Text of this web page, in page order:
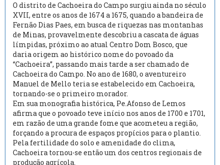
O distrito de Cachoeira do Campo surgiu ainda no século
XVII, entre os anos de 1674 a 1675, quando a bandeira de
Fernão Dias Paes, em busca de riquezas nas montanhas
de Minas, provavelmente descobriu a cascata de águas
límpidas, próximo ao atual Centro Dom Bosco, que
daria origem ao histórico nome do povoado da
“Cachoeira”, passando mais tarde a ser chamado de
Cachoeira do Campo. No ano de 1680, o aventureiro
Manuel de Mello teria se estabelecido em Cachoeira,
tornando-se o primeiro morador.
Em sua monografia histórica, Pe.Afonso de Lemos
afirma que o povoado teve início nos anos de 1700 e 1701,
em razão de uma grande fome que acometeu a região,
forçando a procura de espaços propícios para o plantio.
Pela fertilidade do solo e amenidade do clima,
Cachoeira tornou-se então um dos centros regionais de
produção agrícola.